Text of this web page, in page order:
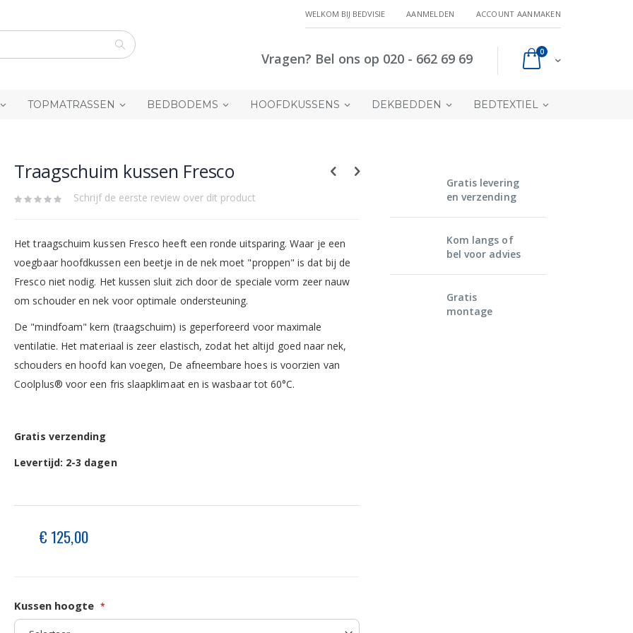
WELKOM BIJ BEDVISIE AANMELDEN ACCOUNT AANMAKEN
Cart
0producten
Vragen? Bel ons op 020 - 662 69 69
TOPMATRASSEN BEDBODEMS HOOFDKUSSENS DEKBEDDEN BEDTEXTIEL
Traagschuim kussen Fresco
Schrijf de eerste review over dit product
Het traagschuim kussen Fresco heeft een ronde uitsparing. Waar je een
voegbaar hoofdkussen een beetje in de nek moet "proppen" is dat bij de
Fresco niet nodig. Het kussen sluit zich door de speciale vorm zeer nauw
om schouder en nek voor optimale ondersteuning.
De "mindfoam" kern (traagschuim) is geperforeerd voor maximale
ventilatie. Het materiaal is zeer elastisch, zodat het altijd goed naar nek,
schouders en hoofd kan voegen, De afneembare hoes is voorzien van
Coolplus® voor een fris slaapklimaat en is wasbaar tot 60°C.
Gratis verzending
Levertijd: 2-3 dagen
€ 125,00
Kussen hoogte
Gratis levering
en verzending
Kom langs of
bel voor advies
Gratis
montage